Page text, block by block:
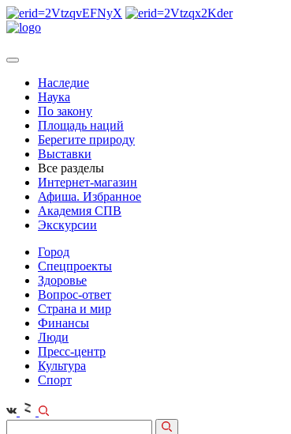
Наследие
Наука
По закону
Площадь наций
Берегите природу
Выставки
Все разделы
Интернет-магазин
Афиша. Избранное
Академия СПВ
Экскурсии
Город
Спецпроекты
Здоровье
Вопрос-ответ
Страна и мир
Финансы
Люди
Пресс-центр
Культура
Спорт